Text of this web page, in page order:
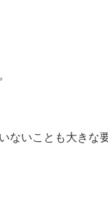
いことも大きな